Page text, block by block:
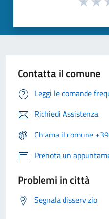
Contatta il comune
Leggi le domande
Richiedi Assistenza
Chiama il comune
Prenota un
Problemi in città
Segnala disservizio